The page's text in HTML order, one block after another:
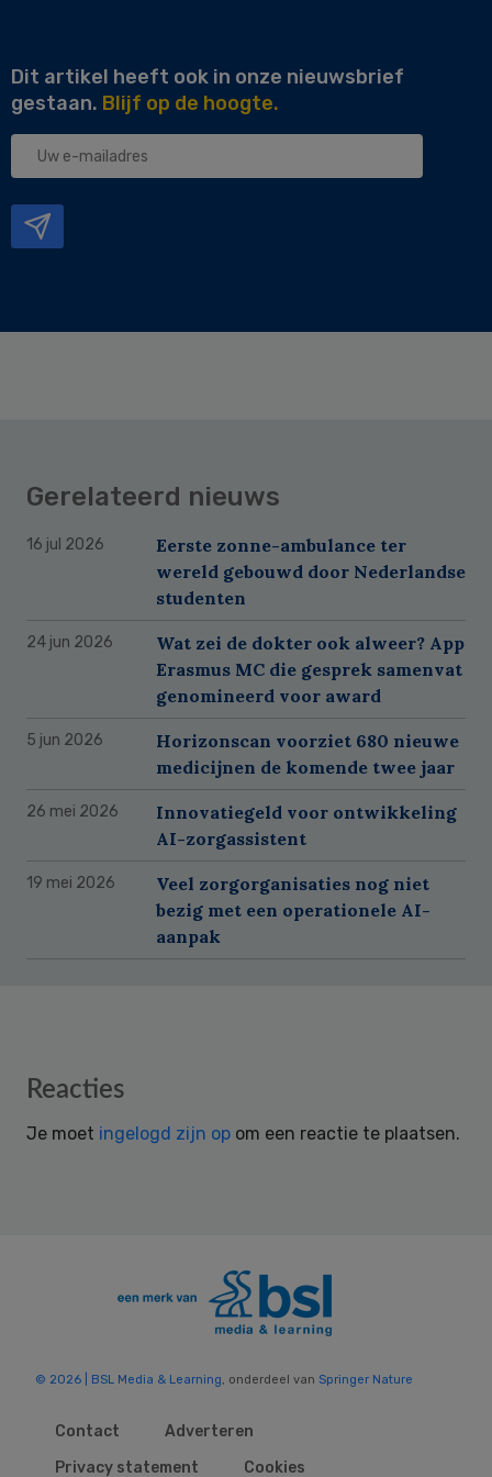
Dit artikel heeft ook in onze nieuwsbrief
gestaan. Blijf op de hoogte.
Uw
Gerelateerd nieuws
16 jul 2026
Eerste zonne-ambulance ter
wereld gebouwd door Nederlandse
studenten
24 jun 2026
Wat zei de dokter ook alweer? App
Erasmus MC die gesprek samenvat
genomineerd voor award
5 jun 2026
Horizonscan voorziet 680 nieuwe
medicijnen de komende twee jaar
26 mei 2026
Innovatiegeld voor ontwikkeling
AI-zorgassistent
19 mei 2026
Veel zorgorganisaties nog niet
bezig met een operationele AI-
aanpak
Reader
Reacties
Je moet ingelogd zijn op om een reactie te plaatsen.
© 2026 | BSL Media & Learning, onderdeel van Springer Nature
Contact
Adverteren
Privacy statement
Cookies